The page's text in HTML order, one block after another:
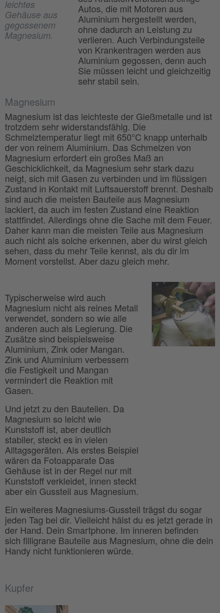
leichtes
Gehäuse aus
gegossenem
Magnesium.
Autos, die mit Motoren aus
Aluminium hergestellt werden,
ohne dadurch an Leistung zu
verlieren. Auch Verbindungsteile
von Krankentragen werden aus
Aluminium gegossen, denn auch
Sie müssen leicht und gleichzeitig
sehr stabil sein.
Magnesium
Magnesium ist das leichteste der Gießmetalle und ist
trotzdem sehr widerstandsfähig. Die
Schmelztemperatur liegt mit 650°C knapp unterhalb
der von reinem Aluminium. Das Schmelzen von
Magnesium erfordert ein großes Maß an
Geschicklichkeit, da Magnesium sehr stark dazu
neigt, sich mit Gasen zu verbinden und im flüssigen
Zustand in Kontakt mit Luftsauerstoff brennt. Deshalb
sind auch die meisten Bauteile aus Magnesium
lackiert, da auch im festen Zustand eine Reaktion
stattfindet. Allerdings ohne die Sache mit dem Feuer.
Daher kann man die meisten Teile aus Magnesium
auch nicht als solche erkennen, aber du wirst gleich
sehen, dass du mehr Teile kennst, als du dir im
Moment vorstellst. Aber dazu gleich mehr.
Typischerweise wird auch
Magnesium nicht als reines Metall
verwendet, sondern so wie alle
anderen auch als Legierung. Die
Zusätze sind beispielsweise
Aluminium, Zink oder Mangan.
Zink und Aluminium verbessern
die Festigkeit und Mangan
vermindert die Reaktion mit
Gasen.
Und jetzt zu den Bauteilen. Da
Magnesium so leicht wie
Kunststoff ist, aber deutlich
stabiler, steckt es in vielen
Alltagsgeräten. Als erstes Beispiel
wären da Fotoapparate Das
Gehäuse ist in der Regel nur mit
Kunststoff verkleidet, innen steckt
aber ein Gussteil aus Magnesium.
Ein weiteres Magnesiums-Gussteil trägst du sogar
jeden Tag bei dir. Vielleicht hälst du es jetzt gerade in
der Hand. Dein Smartphone. Im inneren befinden
sich filligrane Bauteile aus Magnesium, ohne die dein
Handy nicht funktionieren würde.
Kupfer